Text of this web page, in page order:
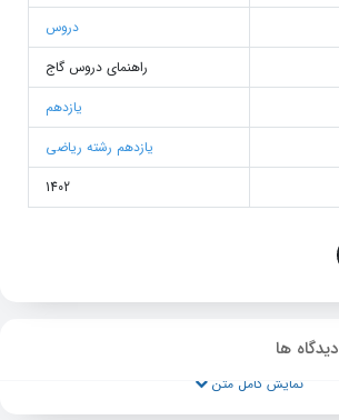
دروس
راهنمای دروس گاج
یازدهم
یازدهم رشته ریاضی
1402
دیدگاه ها
نمایش کامل متن